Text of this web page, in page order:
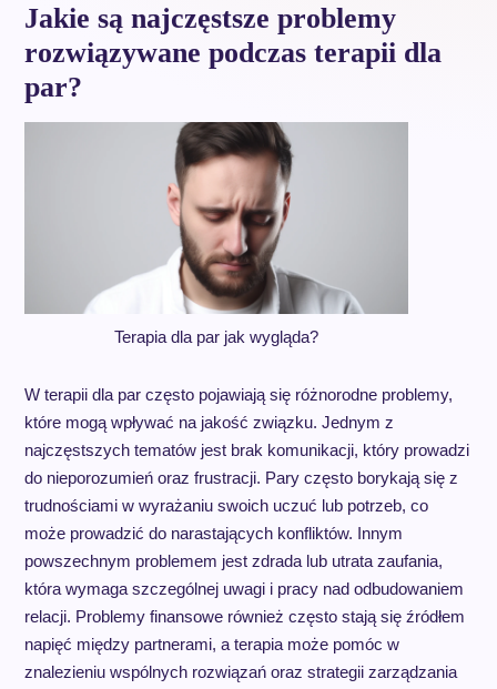
Jakie są najczęstsze problemy
rozwiązywane podczas terapii dla
par?
Terapia dla par jak wygląda?
W terapii dla par często pojawiają się różnorodne problemy,
które mogą wpływać na jakość związku. Jednym z
najczęstszych tematów jest brak komunikacji, który prowadzi
do nieporozumień oraz frustracji. Pary często borykają się z
trudnościami w wyrażaniu swoich uczuć lub potrzeb, co
może prowadzić do narastających konfliktów. Innym
powszechnym problemem jest zdrada lub utrata zaufania,
która wymaga szczególnej uwagi i pracy nad odbudowaniem
relacji. Problemy finansowe również często stają się źródłem
napięć między partnerami, a terapia może pomóc w
znalezieniu wspólnych rozwiązań oraz strategii zarządzania